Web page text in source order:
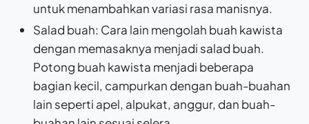
untuk menambahkan variasi rasa manisnya.
Salad buah: Cara lain mengolah buah kawista
dengan memasaknya menjadi salad buah.
Potong buah kawista menjadi beberapa
bagian kecil, campurkan dengan buah-buahan
lain seperti apel, alpukat, anggur, dan buah-